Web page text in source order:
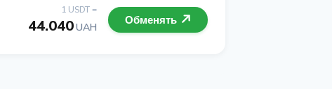
1 USDT =
44.040UAH
Обменять